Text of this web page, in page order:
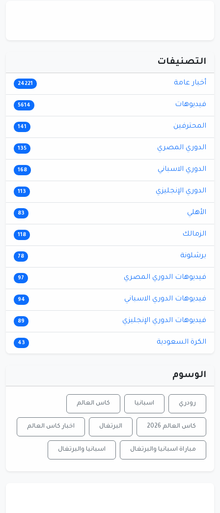
التصنيفات
أخبار عامة 24221
فيديوهات 5614
المحترفين 141
الدوري المصري 135
الدوري الاسباني 168
الدوري الإنجليزي 113
الأهلي 83
الزمالك 118
برشلونة 78
فيديوهات الدوري المصري 97
فيديوهات الدوري الاسباني 94
فيديوهات الدوري الإنجليزي 89
الكرة السعودية 43
الوسوم
رودري اسبانيا كاس العالم
كاس العالم 2026 البرتغال اخبار كاس العالم
مباراة اسبانيا والبرتغال اسبانيا والبرتغال